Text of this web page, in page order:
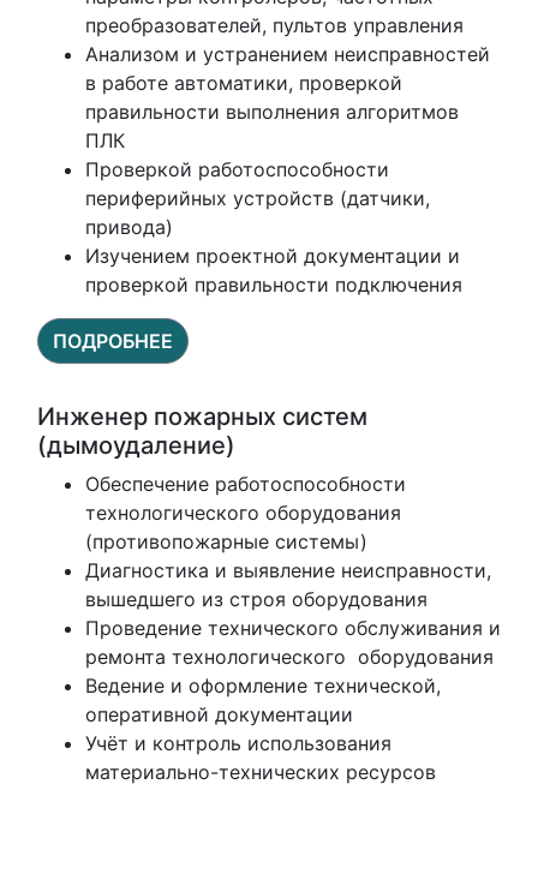
преобразователей, пультов управления
Анализом и устранением неисправностей
в работе автоматики, проверкой
правильности выполнения алгоритмов
ПЛК
Проверкой работоспособности
периферийных устройств (датчики,
привода)
Изучением проектной документации и
проверкой правильности подключения
ПОДРОБНЕЕ
Инженер пожарных систем
(дымоудаление)
Обеспечение работоспособности
технологического оборудования
(противопожарные системы)
Диагностика и выявление неисправности,
вышедшего из строя оборудования
Проведение технического обслуживания и
ремонта технологического оборудования
Ведение и оформление технической,
оперативной документации
Учёт и контроль использования
материально-технических ресурсов